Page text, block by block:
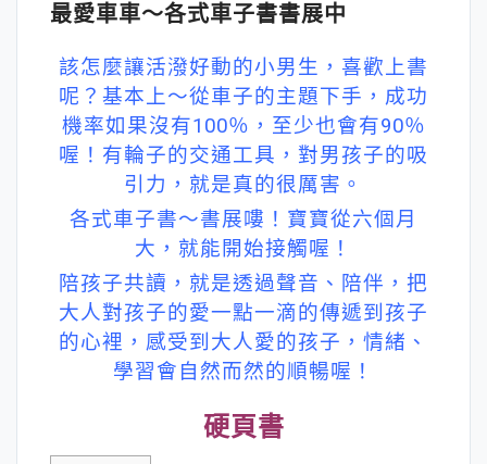
最愛車車～各式車子書書展中
該怎麼讓活潑好動的小男生，喜歡上書
呢？基本上～從車子的主題下手，成功
機率如果沒有100％，至少也會有90％
喔！有輪子的交通工具，對男孩子的吸
引力，就是真的很厲害。
各式車子書～書展嘍！寶寶從六個月
大，就能開始接觸喔！
陪孩子共讀，就是透過聲音、陪伴，把
大人對孩子的愛一點一滴的傳遞到孩子
的心裡，感受到大人愛的孩子，情緒、
學習會自然而然的順暢喔！
硬頁書